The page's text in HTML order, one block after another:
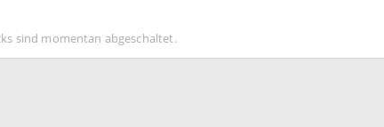
sind momentan abgeschaltet.